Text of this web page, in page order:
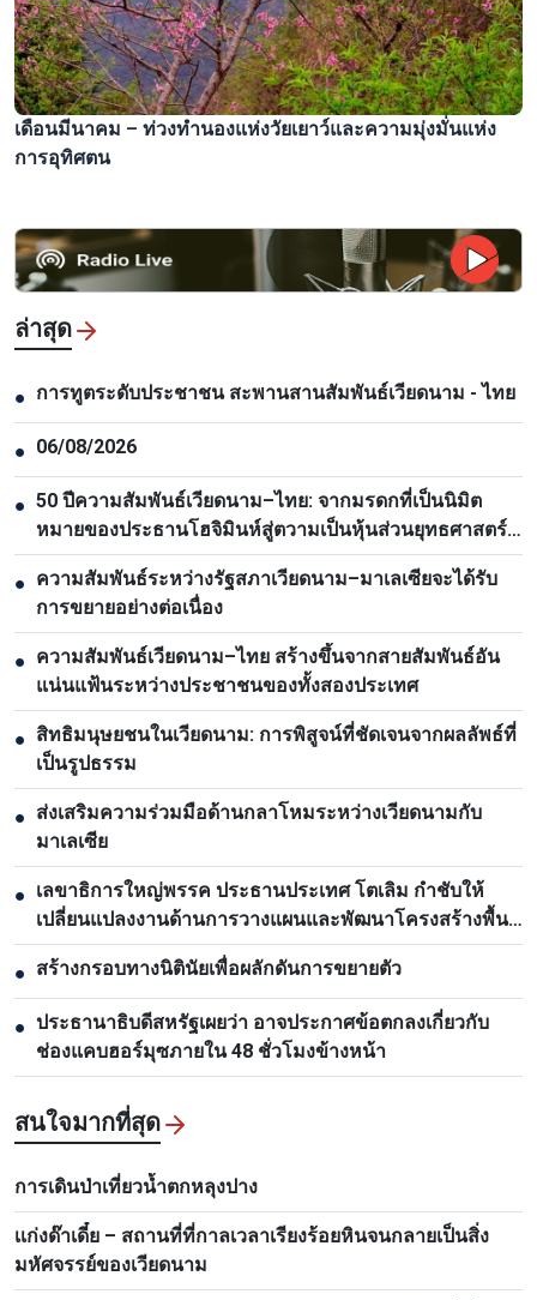
เดือนมีนาคม – ท่วงทำนองแห่งวัยเยาว์และความมุ่งมั่นแห่ง
การอุทิศตน
ล่าสุด
● การทูตระดับประชาชน สะพานสานสัมพันธ์เวียดนาม - ไทย
● 06/08/2026
● 50 ปีความสัมพันธ์เวียดนาม–ไทย: จากมรดกที่เป็นนิมิต
หมายของประธานโฮจิมินห์สู่ตวามเป็นหุ้นส่วนยุทธศาสตร์
รอบด้าน
● ความสัมพันธ์ระหว่างรัฐสภาเวียดนาม–มาเลเซียจะได้รับ
การขยายอย่างต่อเนื่อง
● ความสัมพันธ์เวียดนาม–ไทย สร้างขึ้นจากสายสัมพันธ์อัน
แน่นแฟ้นระหว่างประชาชนของทั้งสองประเทศ
● สิทธิมนุษยชนในเวียดนาม: การพิสูจน์ที่ชัดเจนจากผลลัพธ์ที่
เป็นรูปธรรม
● ส่งเสริมความร่วมมือด้านกลาโหมระหว่างเวียดนามกับ
มาเลเซีย
● เลขาธิการใหญ่พรรค ประธานประเทศ โตเลิม กำชับให้
เปลี่ยนแปลงงานด้านการวางแผนและพัฒนาโครงสร้างพื้น
ฐาน
● สร้างกรอบทางนิตินัยเพื่อผลักดันการขยายตัว
● ประธานาธิบดีสหรัฐเผยว่า อาจประกาศข้อตกลงเกี่ยวกับ
ช่องแคบฮอร์มุซภายใน 48 ชั่วโมงข้างหน้า
สนใจมากที่สุด
การเดินป่าเที่ยวน้ำตกหลุงปาง
เเก่งด๊าเดี๋ย – สถานที่ที่กาลเวลาเรียงร้อยหินจนกลายเป็นสิ่ง
มหัศจรรย์ของเวียดนาม